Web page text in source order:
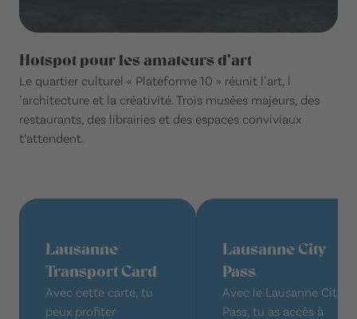
Hotspot pour les amateurs d’art
Le quartier culturel « Plateforme 10 » réunit l´art, l
´architecture et la créativité. Trois musées majeurs, des
restaurants, des librairies et des espaces conviviaux
t’attendent.
Lausanne
Transport Card
Avec cette carte, tu
peux profiter
Lausanne City
Pass
Avec le Lausanne City
Pass, tu as accès à